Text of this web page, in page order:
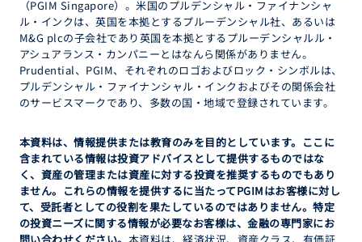
（PGIM Singapore）。米国のプルデンシャル・ファイナンシャ
ル・インクは、英国を本拠とするプルーデンシャル社、あるいは
M&G plcの子会社であり英国を本拠とするプルーデンシャルル・
アシュアランス・カンパニーとはなんら関係がありません。
Prudential、PGIM、それぞれのロゴおよびロック・シンボルは、
プルデンシャル・ファイナンシャル・インクおよびその関係会社
のサービスマークであり、多数の国・地域で登録されています。
本資料は、情報提供または教育のみを目的としています。ここに
含まれている情報は投資アドバイスとして提供するものではな
く、資産の管理または資産に対する投資を推奨するものでもあり
ません。これらの情報を提供するに当たってPGIMはお客様に対し
て、受託者としての役割を果たしているのではありません。特定
の投資ニーズに関する情報が必要なお客様は、金融の専門家にお